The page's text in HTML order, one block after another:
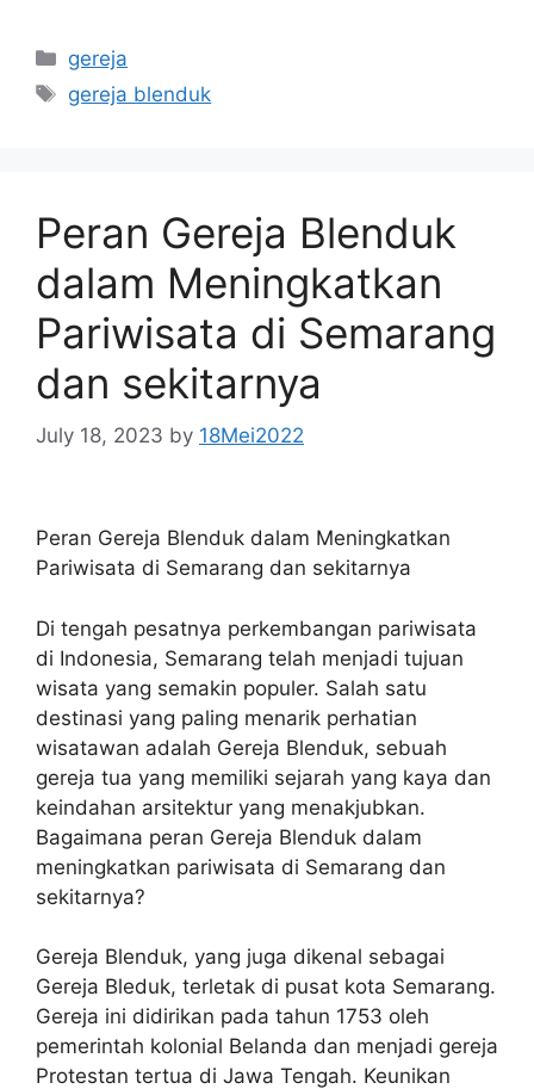
Categories
gereja
Tags
gereja blenduk
Peran Gereja Blenduk
dalam Meningkatkan
Pariwisata di Semarang
dan sekitarnya
July 18, 2023 by 18Mei2022
Peran Gereja Blenduk dalam Meningkatkan
Pariwisata di Semarang dan sekitarnya
Di tengah pesatnya perkembangan pariwisata
di Indonesia, Semarang telah menjadi tujuan
wisata yang semakin populer. Salah satu
destinasi yang paling menarik perhatian
wisatawan adalah Gereja Blenduk, sebuah
gereja tua yang memiliki sejarah yang kaya dan
keindahan arsitektur yang menakjubkan.
Bagaimana peran Gereja Blenduk dalam
meningkatkan pariwisata di Semarang dan
sekitarnya?
Gereja Blenduk, yang juga dikenal sebagai
Gereja Bleduk, terletak di pusat kota Semarang.
Gereja ini didirikan pada tahun 1753 oleh
pemerintah kolonial Belanda dan menjadi gereja
Protestan tertua di Jawa Tengah. Keunikan